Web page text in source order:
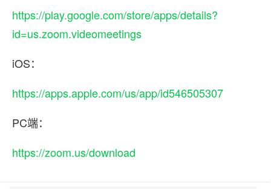
https://play.google.com/store/apps/details?
id=us.zoom.videomeetings
iOS：
https://apps.apple.com/us/app/id546505307
PC端：
https://zoom.us/download